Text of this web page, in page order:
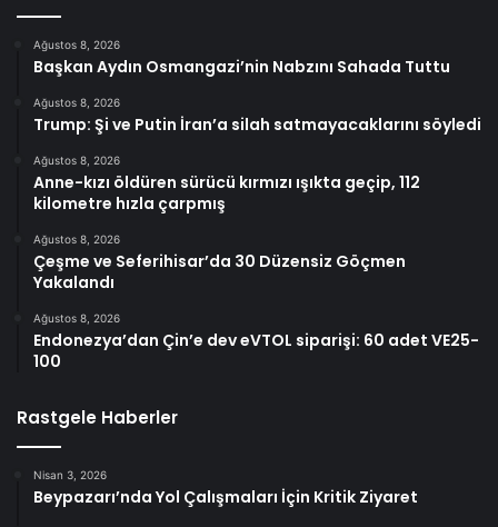
Ağustos 8, 2026
Başkan Aydın Osmangazi’nin Nabzını Sahada Tuttu
Ağustos 8, 2026
Trump: Şi ve Putin İran’a silah satmayacaklarını söyledi
Ağustos 8, 2026
Anne-kızı öldüren sürücü kırmızı ışıkta geçip, 112
kilometre hızla çarpmış
Ağustos 8, 2026
Çeşme ve Seferihisar’da 30 Düzensiz Göçmen
Yakalandı
Ağustos 8, 2026
Endonezya’dan Çin’e dev eVTOL siparişi: 60 adet VE25-
100
Rastgele Haberler
Nisan 3, 2026
Beypazarı’nda Yol Çalışmaları İçin Kritik Ziyaret